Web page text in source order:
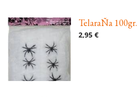
TelaraÑa 100gr.
2,95 €